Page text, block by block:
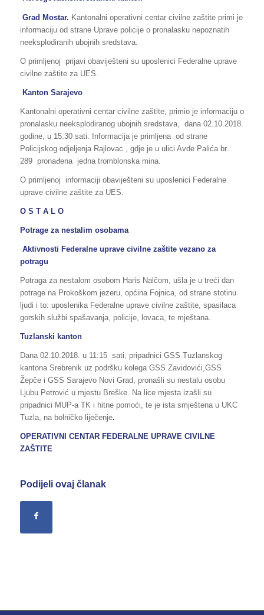
Grad Mostar. Kantonalni operativni centar civilne zaštite primi je
informaciju od strane Uprave policije o pronalasku nepoznatih
neeksplodiranih ubojnih sredstava.
O primljenoj prijavi obaviješteni su uposlenici Federalne uprave
civilne zaštite za UES.
Kanton Sarajevo
Kantonalni operativni centar civilne zaštite, primio je informaciju o
pronalasku neeksplodiranog ubojnih sredstava, dana 02.10.2018.
godine, u 15:30 sati. Informacija je primljena od strane
Policijskog odjeljenja Rajlovac , gdje je u ulici Avde Palića br.
289 pronađena jedna tromblonska mina.
O primljenoj informaciji obaviješteni su uposlenici Federalne
uprave civilne zaštite za UES.
O S T A L O
Potrage za nestalim osobama
Aktivnosti Federalne uprave civilne zaštite vezano za
potragu
Potraga za nestalom osobom Haris Nalčom, ušla je u treći dan
potrage na Prokoškom jezeru, općina Fojnica, od strane stotinu
ljudi i to: uposlenika Federalne uprave civilne zaštite, spasilaca
gorskih službi spašavanja, policije, lovaca, te mještana.
Tuzlanski kanton
Dana 02.10.2018. u 11:15 sati, pripadnici GSS Tuzlanskog
kantona Srebrenik uz podršku kolega GSS Zavidovići,GSS
Žepče i GSS Sarajevo Novi Grad, pronašli su nestalu osobu
Ljubu Petrović u mjestu Breške. Na lice mjesta izašli su
pripadnici MUP-a TK i hitne pomoći, te je ista smještena u UKC
Tuzla, na bolničko liječenje.
OPERATIVNI CENTAR FEDERALNE UPRAVE CIVILNE
ZAŠTITE
Podijeli ovaj članak